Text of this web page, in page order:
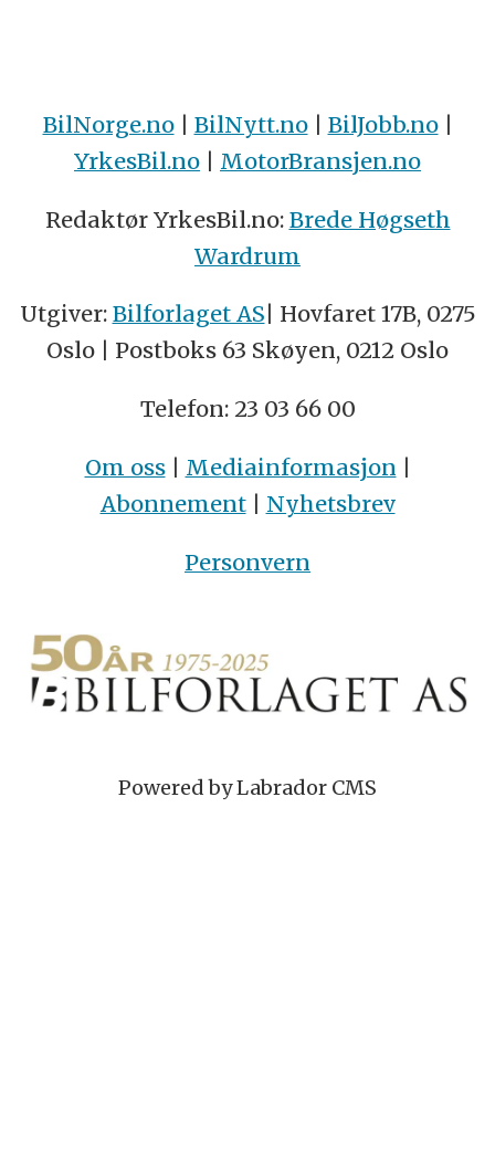
BilNorge.no| BilNytt.no| BilJobb.no|
YrkesBil.no | MotorBransjen.no
Redaktør YrkesBil.no: Brede Høgseth
Wardrum
Utgiver: Bilforlaget AS | Hovfaret 17B, 0275
Oslo | Postboks 63 Skøyen, 0212 Oslo
Telefon: 23 03 66 00
Om oss| Mediainformasjon
Abonnement| Nyhetsbrev
Personvern
Powered by Labrador CMS